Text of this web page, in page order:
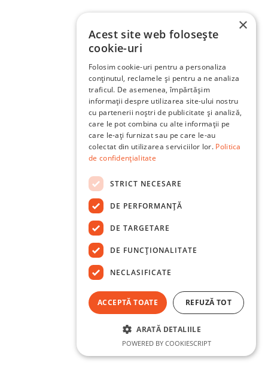
×
Acest site web folosește
cookie-uri
Folosim cookie-uri pentru a personaliza
conținutul, reclamele și pentru a ne analiza
traficul. De asemenea, împărtășim
informații despre utilizarea site-ului nostru
cu partenerii noștri de publicitate și analiză,
care le pot combina cu alte informații pe
care le-ați furnizat sau pe care le-au
colectat din utilizarea serviciilor lor. Politica
de confidențialitate
STRICT NECESARE
DE PERFORMANȚĂ
DE TARGETARE
DE FUNCŢIONALITATE
NECLASIFICATE
ACCEPTĂ TOATE REFUZĂ TOT
ARATĂ DETALIILE
POWERED BY COOKIESCRIPT